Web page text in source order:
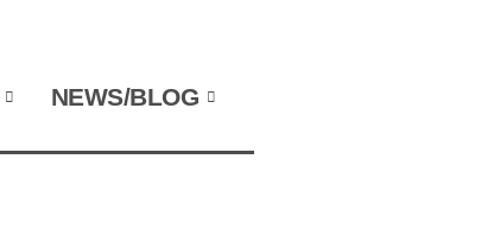
NEWS/BLOG